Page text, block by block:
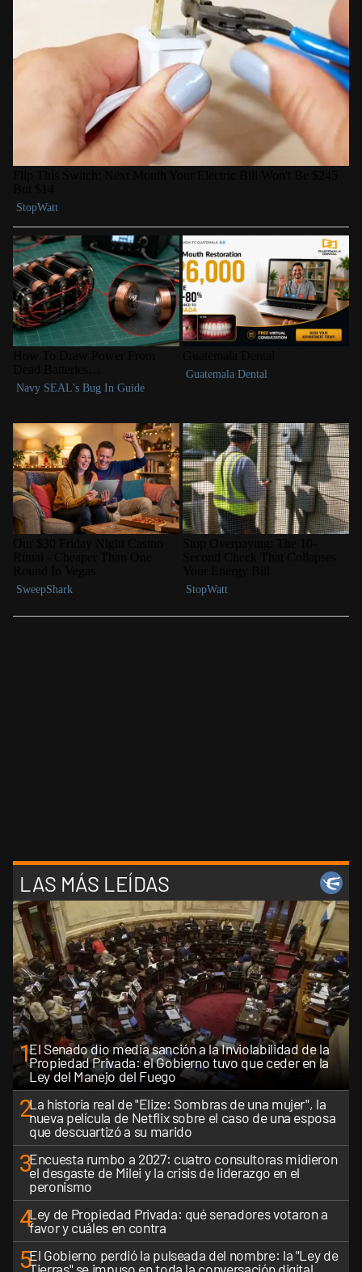
LAS MÁS LEÍDAS
1El Senado dio media sanción a la Inviolabilidad de la
Propiedad Privada: el Gobierno tuvo que ceder en la
Ley del Manejo del Fuego
2La historia real de "Elize: Sombras de una mujer", la
nueva película de Netflix sobre el caso de una esposa
que descuartizó a su marido
3Encuesta rumbo a 2027: cuatro consultoras midieron
el desgaste de Milei y la crisis de liderazgo en el
peronismo
4Ley de Propiedad Privada: qué senadores votaron a
favor y cuáles en contra
5El Gobierno perdió la pulseada del nombre: la "Ley de